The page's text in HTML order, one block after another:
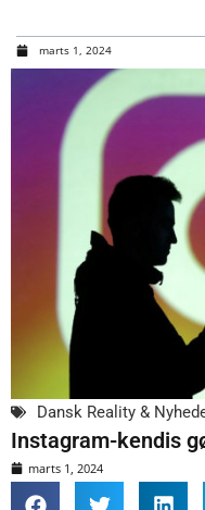
marts 1, 2024
Dansk Reality &
Instagram-kendis
marts 1, 2024